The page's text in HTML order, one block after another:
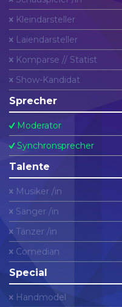
Kleindarsteller
Laiendarsteller
Komparse // Statist
Show-Kandidat
Sprecher
Moderator
Synchronsprecher
Talente
Musiker /in
Sänger /in
Tänzer /in
Comedian
Special
Handmodel